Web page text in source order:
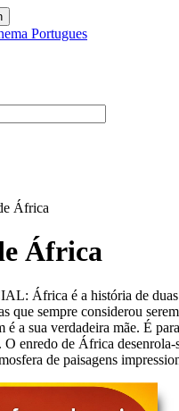
África
África
África é a história de duas
que sempre considerou
é a sua verdadeira mãe. É
O enredo de África
de paisagens